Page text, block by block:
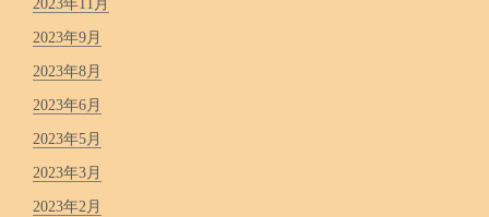
2023年11月
2023年9月
2023年8月
2023年6月
2023年5月
2023年3月
2023年2月